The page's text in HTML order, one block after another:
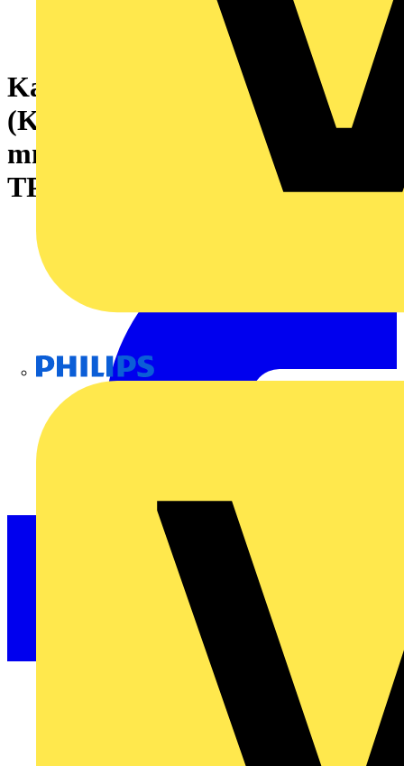
Kabeltülle geschlitzte
(Kabeleinführungssystem), 9
mm, 10 mm, -40 °C, 90 °C,
TPE, lichtgrau